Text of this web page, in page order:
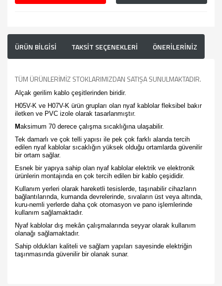
ÜRÜN BİLGİSİ TAKSİT SEÇENEKLERİ ÖNERİLERİNİZ
TÜM ÜRÜNLERİMİZ STOKLARIMIZDAN SATIŞA SUNULMAKTADIR.
Alçak gerilim kablo çeşitlerinden biridir.
H05V-K ve H07V-K ürün grupları olan nyaf kablolar fleksibel bakır
iletken ve PVC izole olarak tasarlanmıştır.
Maksimum 70 derece çalışma sıcaklığına ulaşabilir.
Tek damarlı ve çok telli yapısı ile pek çok farklı alanda tercih
edilen nyaf kablolar sıcaklığın yüksek olduğu ortamlarda güvenilir
bir ortam sağlar.
Esnek bir yapıya sahip olan nyaf kablolar elektrik ve elektronik
ürünlerin montajında en çok tercih edilen bir kablo çeşididir.
Kullanım yerleri olarak hareketli tesislerde, taşınabilir cihazların
bağlantılarında, kumanda devrelerinde, sıvaların üst veya altında,
kuru-nemli yerlerde daha çok otomasyon ve pano işlemlerinde
kullanım sağlamaktadır.
Nyaf kablolar dış mekân çalışmalarında seyyar olarak kullanım
olanağı sağlamaktadır.
Sahip oldukları kaliteli ve sağlam yapıları sayesinde elektriğin
taşınmasında güvenilir bir olanak sunar.